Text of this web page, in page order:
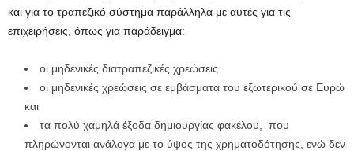
και για το τραπεζικό σύστημα παράλληλα με αυτές για τις
επιχειρήσεις, όπως για παράδειγμα:
οι μηδενικές διατραπεζικές χρεώσεις
οι μηδενικές χρεώσεις σε εμβάσματα του εξωτερικού σε Ευρώ
και
τα πολύ χαμηλά έξοδα δημιουργίας φακέλου, που
πληρώνονται ανάλογα με το ύψος της χρηματοδότησης, ενώ δεν